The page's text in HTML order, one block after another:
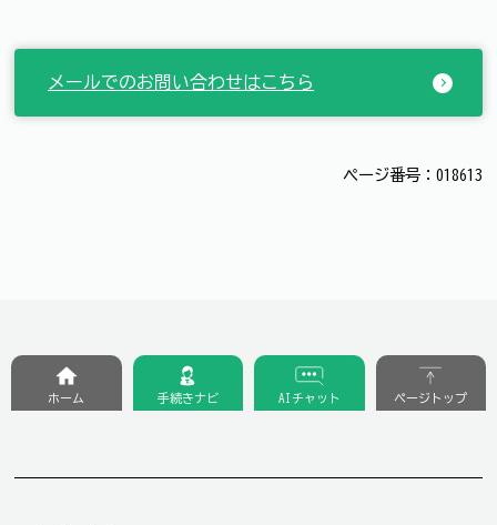
メールでのお問い合わせはこちら
ページ番号：018613
ホーム 手続きナビ AIチャット ページトップ